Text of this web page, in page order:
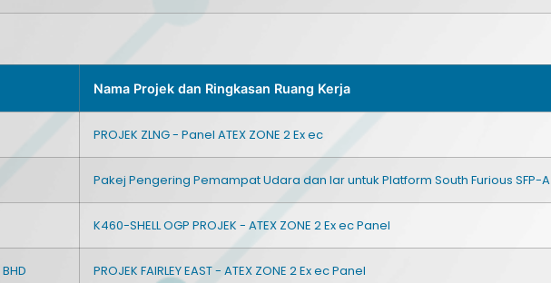
Nama Projek dan Ringkasan Ruang Kerja
PROJEK ZLNG - Panel ATEX ZONE 2 Ex ec
Pakej Pengering Pemampat Udara dan Iar untuk Platform South Furious SFP-A
K460-SHELL OGP PROJEK - ATEX ZONE 2 Ex ec Panel
PROJEK FAIRLEY EAST - ATEX ZONE 2 Ex ec Panel